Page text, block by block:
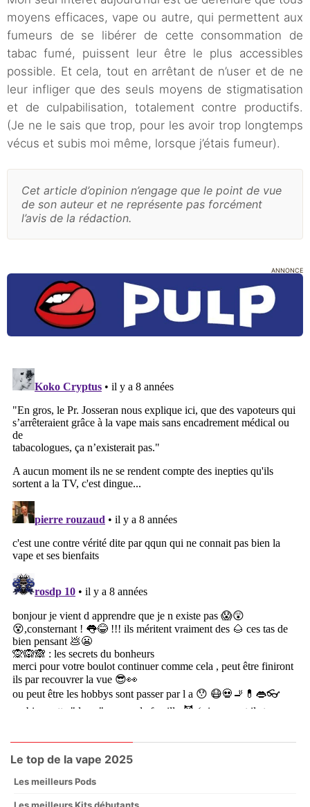
moyens efficaces, vape ou autre, qui permettent aux
fumeurs de se libérer de cette consommation de
tabac fumé, puissent leur être le plus accessibles
possible. Et cela, tout en arrêtant de n’user et de ne
leur infliger que des seuls moyens de stigmatisation
et de culpabilisation, totalement contre productifs.
(Je ne le sais que trop, pour les avoir trop longtemps
vécus et subis moi même, lorsque j’étais fumeur).
Cet article d’opinion n’engage que le point de vue
de son auteur et ne représente pas forcément
l’avis de la rédaction.
ANNONCE
Le top de la vape 2025
Les meilleurs Pods